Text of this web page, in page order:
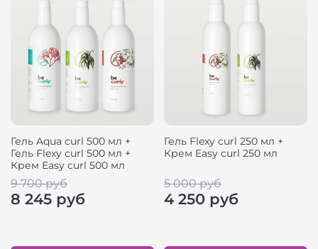
Гель Aqua curl 500 мл +
Гель Flexy curl 500 мл +
Крем Easy curl 500 мл
9 700 руб
8 245 руб
Гель Flexy curl 250 мл +
Крем Easy curl 250 мл
5 000 руб
4 250 руб